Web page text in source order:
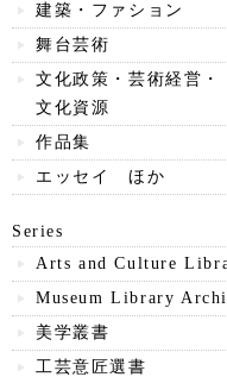
建築・ファション
舞台芸術
文化政策・芸術経営・
文化資源
作品集
エッセイ ほか
Series
Arts and Culture
Museum Library
美学叢書
工芸意匠選書